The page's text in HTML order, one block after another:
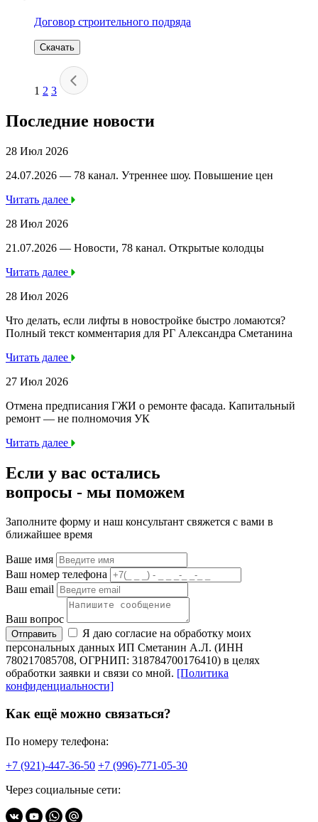
Договор строительного подряда
Скачать
1 2 3
Последние новости
28 Июл 2026
24.07.2026 — 78 канал. Утреннее шоу. Повышение цен
Читать далее
28 Июл 2026
21.07.2026 — Новости, 78 канал. Открытые колодцы
Читать далее
28 Июл 2026
Что делать, если лифты в новостройке быстро ломаются?
Полный текст комментария для РГ Александра Сметанина
Читать далее
27 Июл 2026
Отмена предписания ГЖИ о ремонте фасада. Капитальный
ремонт — не полномочия УК
Читать далее
Если у вас остались
вопросы - мы поможем
Заполните форму и наш консультант свяжется с вами в
ближайшее время
Ваше имя
Ваш номер телефона
Ваш email
Ваш вопрос
Отправить
Я даю согласие на обработку моих
персональных данных ИП Сметанин А.Л. (ИНН
780217085708, ОГРНИП: 318784700176410) в целях
обработки заявки и связи со мной. [Политика
конфиденциальности]
Как ещё можно связаться?
По номеру телефона:
+7 (921)-447-36-50 +7 (996)-771-05-30
Через социальные сети: